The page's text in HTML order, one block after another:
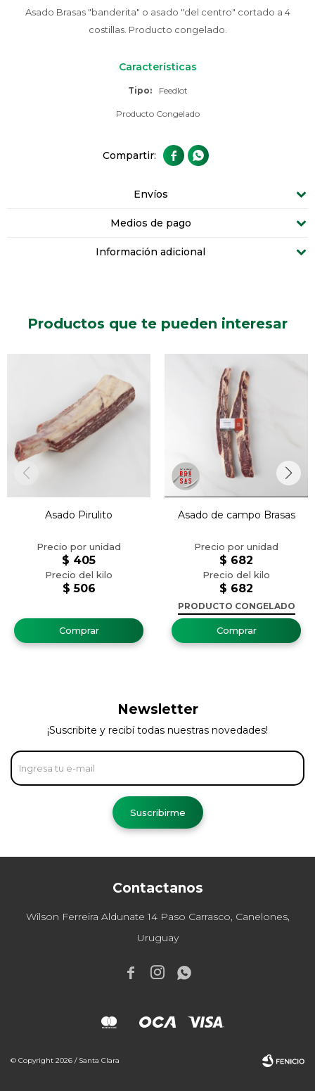
Asado Brasas "banderita" o asado "del centro" cortado a 4
costillas. Producto congelado.
Características
Tipo Feedlot
Producto Congelado
 
Envíos
Medios de pago
Información adicional
Productos que te pueden interesar
Asado Pirulito
$ 506
$ 405
Asado de campo Brasas
$ 682
$ 682
PRODUCTO CONGELADO
Contactanos
Wilson Ferreira Aldunate 14 Paso Carrasco, Canelones,
Uruguay
  
Newsletter
¡Suscribite y recibí todas nuestras novedades!
Suscribirme
© Copyright 2026 / Santa Clara